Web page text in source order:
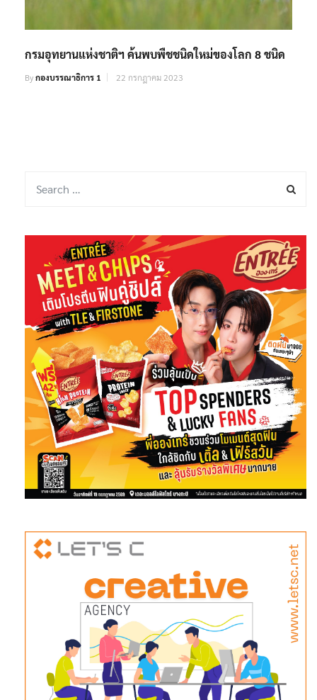
กรมอุทยานแห่งชาติฯ ค้นพบพืชชนิดใหม่ของโลก 8 ชนิด
Byกองบรรณาธิการ 1 22 กรกฎาคม 2023